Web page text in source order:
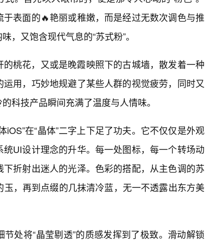
表面的🔥艳丽或稚嫩，而是经过无数次调色与推
，又饱含现代气息的“苏式粉”。
桃花，又或是晚霞映照下的古城墙，散发着一种
用，巧妙地规避了某些人群的视觉疲劳，同时又
科技产品瞬间充满了温度与人情味。
iOS”在“晶体”二字上下足了功夫。它不仅仅是外观
统UI设计理念的升华。每一处图标，每一个转场动
折射出迷人的光泽。色彩的搭配，从主色调的苏
，再到点缀的几抹清冷蓝，无一不透露出东方美
处将“晶莹剔透”的质感发挥到了极致。滑动解锁